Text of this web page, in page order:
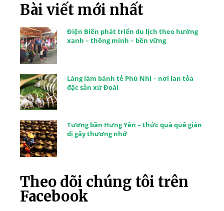
Bài viết mới nhất
Điện Biên phát triển du lịch theo hướng
xanh – thông minh – bền vững
Làng làm bánh tẻ Phú Nhi – nơi lan tỏa
đặc sản xứ Đoài
Tương bần Hưng Yên – thức quà quê giản
dị gây thương nhớ
Theo dõi chúng tôi trên
Facebook